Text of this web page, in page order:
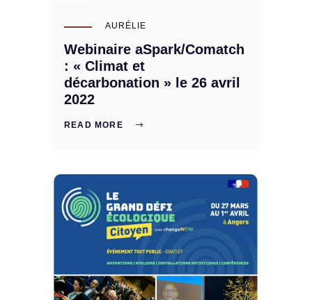
AURÉLIE
Webinaire aSpark/Comatch
: « Climat et
décarbonation » le 26 avril
2022
READ MORE